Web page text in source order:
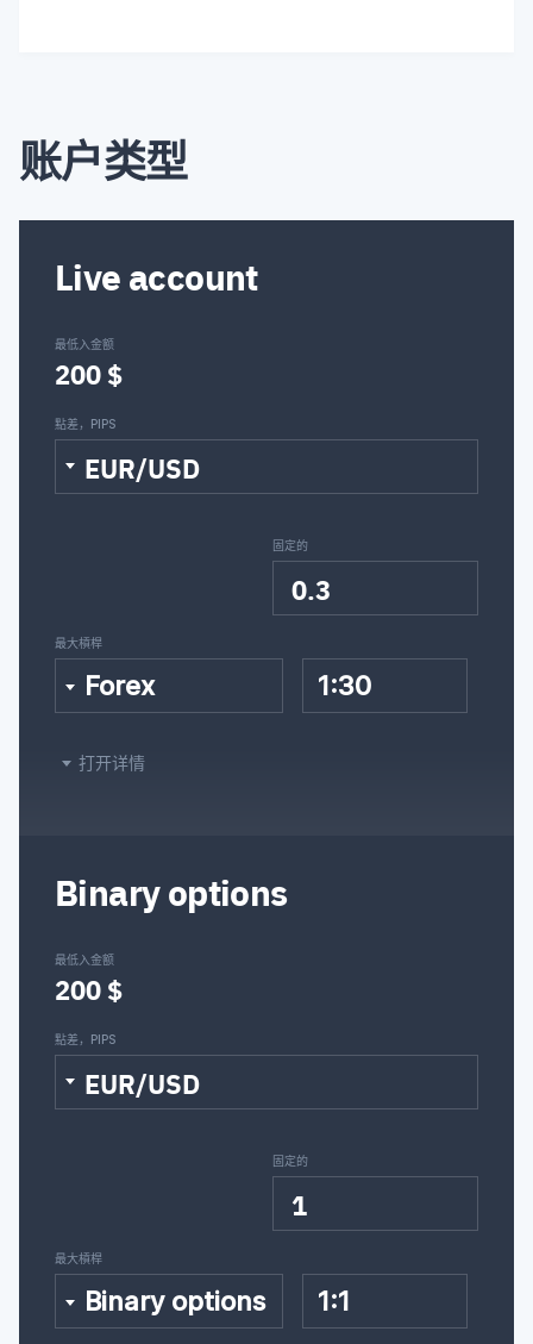
账户类型
Live account
打开详情
最低入金额
200 $
點差，PIPS
EUR/USD
固定的
0.3
最大槓桿
Forex 1:30
Binary options
最低入金额
200 $
點差，PIPS
EUR/USD
固定的
1
最大槓桿
Binary options 1:1